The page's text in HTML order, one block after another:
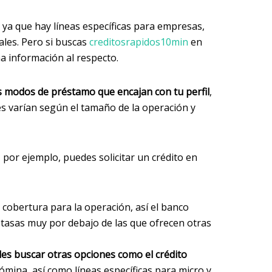
que hay líneas específicas para empresas,
Pero si buscas creditosrapidos10min en
información al respecto.
modos de préstamo que encajan con tu perfil,
varían según el tamaño de la operación y
ejemplo, puedes solicitar un crédito en
para la operación, así el banco
muy por debajo de las que ofrecen otras
buscar otras opciones como el crédito